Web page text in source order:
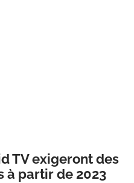
TV exigeront des
à partir de 2023